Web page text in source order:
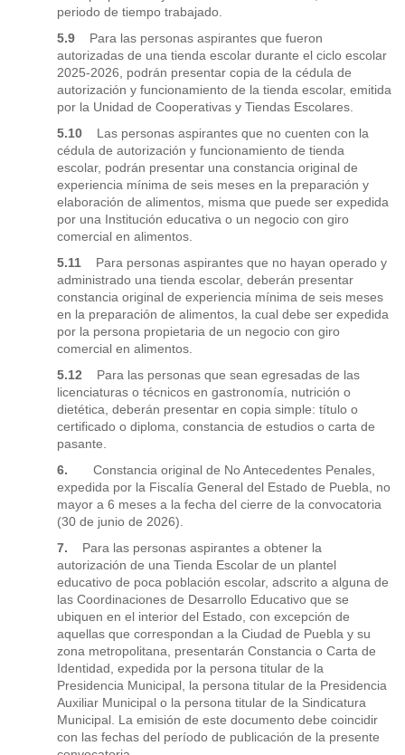
periodo de tiempo trabajado.
5.9
Para las personas aspirantes que fueron
autorizadas de una tienda escolar durante el ciclo escolar
2025-2026, podrán presentar copia de la cédula de
autorización y funcionamiento de la tienda escolar, emitida
por la Unidad de Cooperativas y Tiendas Escolares.
5.10
Las personas aspirantes que no cuenten con la
cédula de autorización y funcionamiento de tienda
escolar, podrán presentar una constancia original de
experiencia mínima de seis meses en la preparación y
elaboración de alimentos, misma que puede ser expedida
por una Institución educativa o un negocio con giro
comercial en alimentos.
5.11
Para personas aspirantes que no hayan operado y
administrado una tienda escolar, deberán presentar
constancia original de experiencia mínima de seis meses
en la preparación de alimentos, la cual debe ser expedida
por la persona propietaria de un negocio con giro
comercial en alimentos.
5.12 Para las personas que sean egresadas de las
licenciaturas o técnicos en gastronomía, nutrición o
dietética, deberán presentar en copia simple: título o
certificado o diploma, constancia de estudios o carta de
pasante.
6.
Constancia original de No Antecedentes Penales,
expedida por la Fiscalía General del Estado de Puebla, no
mayor a 6 meses a la fecha del cierre de la convocatoria
(30 de junio de 2026).
7.
Para las personas aspirantes a obtener la
autorización de una Tienda Escolar de un plantel
educativo de poca población escolar, adscrito a alguna de
las Coordinaciones de Desarrollo Educativo que se
ubiquen en el interior del Estado, con excepción de
aquellas que correspondan a la Ciudad de Puebla y su
zona metropolitana, presentarán Constancia o Carta de
Identidad, expedida por la persona titular de la
Presidencia Municipal, la persona titular de la Presidencia
Auxiliar Municipal o la persona titular de la Sindicatura
Municipal. La emisión de este documento debe coincidir
con las fechas del período de publicación de la presente